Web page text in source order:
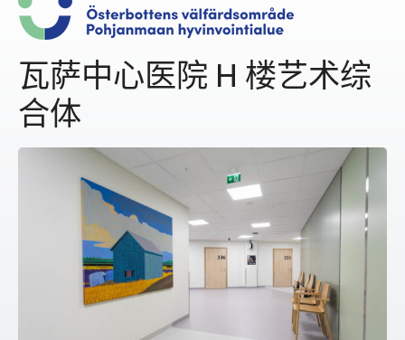
瓦萨中心医院 H 楼艺术综
合体